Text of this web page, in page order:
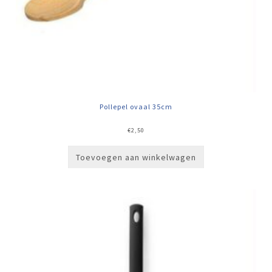
Pollepel ovaal 35cm
€2,50
Toevoegen aan winkelwagen